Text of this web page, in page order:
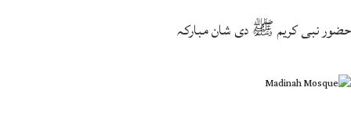
حضور نبی کریم ﷺ دی شان مبارکہ